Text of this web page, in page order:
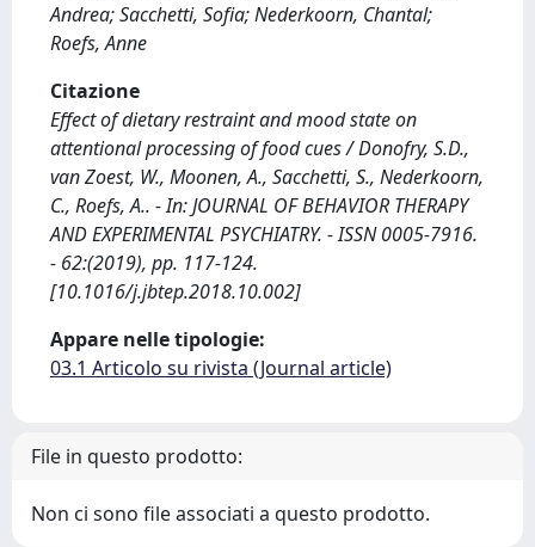
Andrea; Sacchetti, Sofia; Nederkoorn, Chantal;
Roefs, Anne
Citazione
Effect of dietary restraint and mood state on
attentional processing of food cues / Donofry, S.D.,
van Zoest, W., Moonen, A., Sacchetti, S., Nederkoorn,
C., Roefs, A.. - In: JOURNAL OF BEHAVIOR THERAPY
AND EXPERIMENTAL PSYCHIATRY. - ISSN 0005-7916.
- 62:(2019), pp. 117-124.
[10.1016/j.jbtep.2018.10.002]
Appare nelle tipologie:
03.1 Articolo su rivista (Journal article)
File in questo prodotto:
Non ci sono file associati a questo prodotto.